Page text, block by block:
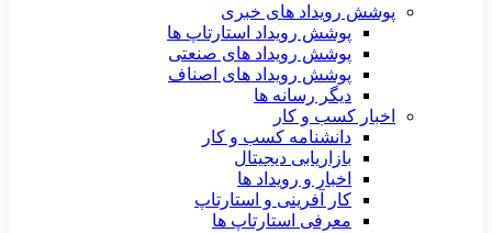
پوشش رویداد های خبری
پوشش رویداد استارتاپ ها
پوشش رویداد های صنعتی
پوشش رویداد های اصناف
دیگر رسانه ها
اخبار کسب و کار
دانشنامه کسب و کار
بازاریابی دیجیتال
اخبار و رویداد ها
کار آفرینی و استارتاپ
معرفی استارتاپ ها